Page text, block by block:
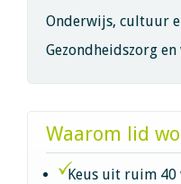
Onderwijs, cultuur
Gezondheidszorg
Waarom lid
Keus uit ruim 40